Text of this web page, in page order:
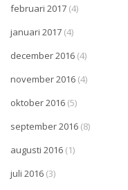
februari 2017 (4)
januari 2017 (4)
december 2016 (4)
november 2016 (4)
oktober 2016 (5)
september 2016 (8)
augusti 2016 (1)
juli 2016 (3)